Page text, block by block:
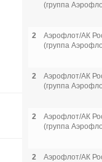
(группа
2
Аэрофлот/АК
(группа
2
Аэрофлот/АК
(группа
2
Аэрофлот/АК
(группа
2
Аэрофлот/АК